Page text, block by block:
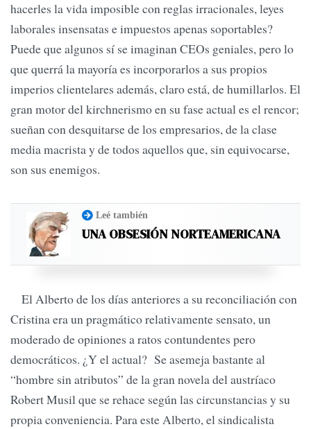
hacerles la vida imposible con reglas irracionales, leyes
laborales insensatas e impuestos apenas soportables?
Puede que algunos sí se imaginan CEOs geniales, pero lo
que querrá la mayoría es incorporarlos a sus propios
imperios clientelares además, claro está, de humillarlos. El
gran motor del kirchnerismo en su fase actual es el rencor;
sueñan con desquitarse de los empresarios, de la clase
media macrista y de todos aquellos que, sin equivocarse,
son sus enemigos.
Leé también
UNA OBSESIÓN NORTEAMERICANA
El Alberto de los días anteriores a su reconciliación con
Cristina era un pragmático relativamente sensato, un
moderado de opiniones a ratos contundentes pero
democráticos. ¿Y el actual? Se asemeja bastante al
“hombre sin atributos” de la gran novela del austríaco
Robert Musil que se rehace según las circunstancias y su
propia conveniencia. Para este Alberto, el sindicalista